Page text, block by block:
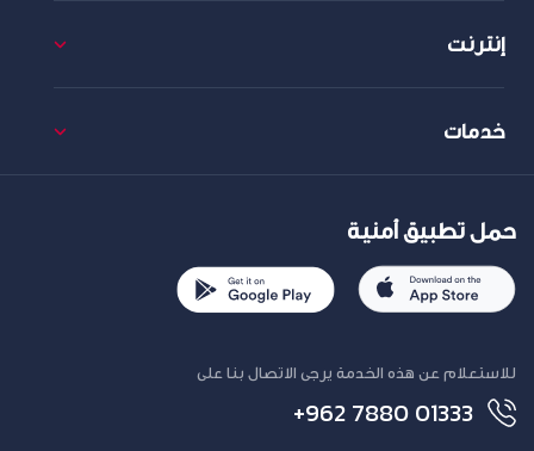
إنترنت
خدمات
حمل تطبيق أمنية
للاستعلام عن هذه الخدمة يرجى الاتصال بنا على
+962 7880 01333